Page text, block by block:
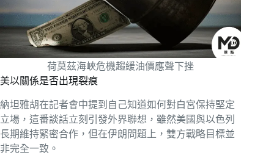
荷莫茲海峽危機趨緩油價應聲下挫
美以關係是否出現裂痕
納坦雅胡在記者會中提到自己知道如何對白宮保持堅定
立場，這番談話立刻引發外界聯想，雖然美國與以色列
長期維持緊密合作，但在伊朗問題上，雙方戰略目標並
非完全一致。